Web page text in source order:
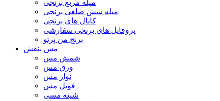
میله مربع برنجی
میله شش ضلعی برنجی
کانال های برنجی
پروفایل های برنجی سفارشی
برنج من پرتو
مس بنفش
شمش مس
ورق مس
نوار مس
فویل مس
شینه مسی